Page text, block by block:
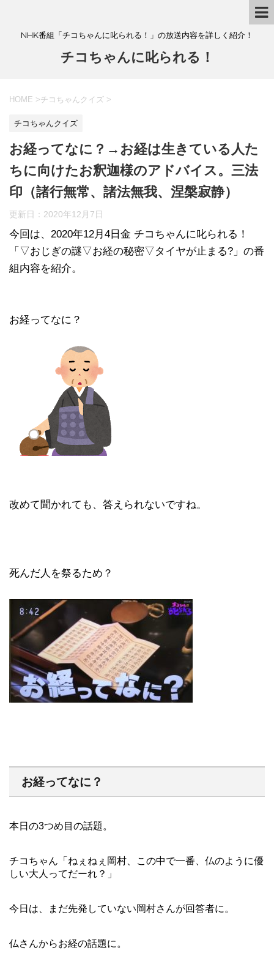
NHK番組「チコちゃんに叱られる！」の放送内容を詳しく紹介！
チコちゃんに叱られる！
HOME >チコちゃんクイズ >
チコちゃんクイズ
お経ってなに？→お経は生きている人た
ちに向けたお釈迦様のアドバイス。三法
印（諸行無常、諸法無我、涅槃寂静）
更新日： 2020年12月7日
今回は、2020年12月4日金 チコちゃんに叱られる！
「▽おじぎの謎▽お経の秘密▽タイヤが止まる?」の番
組内容を紹介。
お経ってなに？
改めて聞かれても、答えられないですね。
死んだ人を祭るため？
お経ってなに？
本日の3つめ目の話題。
チコちゃん「ねぇねぇ岡村、この中で一番、仏のように優
しい大人ってだーれ？」
今日は、まだ先発していない岡村さんが回答者に。
仏さんからお経の話題に。